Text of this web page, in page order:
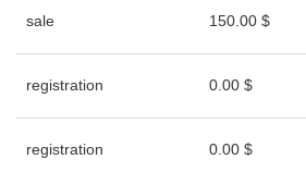
sale 150.00 $
registration 0.00 $
registration 0.00 $